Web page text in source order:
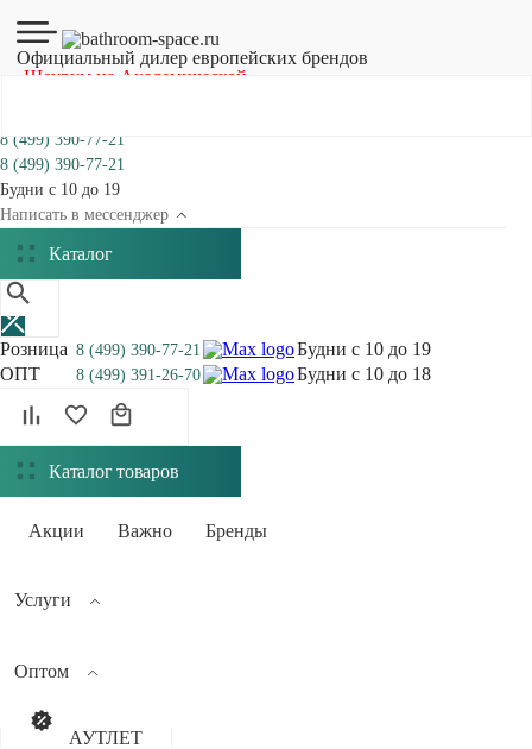
Официальный дилер европейских брендов
Шоурум на Академической
8 (499) 390-77-21
8 (499) 390-77-21
Будни с 10 до 19
Написать в мессенджер
Каталог
Розница 8 (499) 390-77-21
Будни с 10 до 19
ОПТ
8 (499) 391-26-70 Будни с 10 до 18
Каталог товаров
Акции Важно Бренды
Услуги
Оптом
АУТЛЕТ